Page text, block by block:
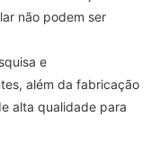
não podem ser
e
além da fabricação
alta qualidade para